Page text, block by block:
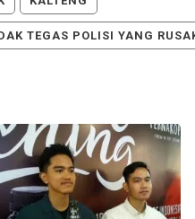
TEGAS POLISI YANG